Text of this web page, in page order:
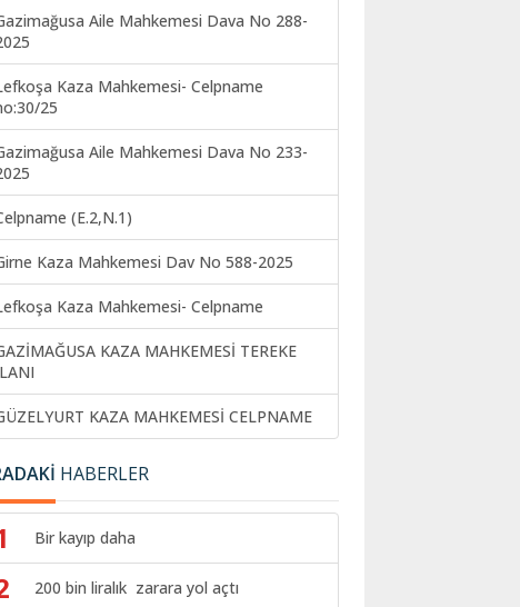
Aile Mahkemesi Dava No 288-
Kaza Mahkemesi- Celpname
25
Aile Mahkemesi Dava No 233-
(E.2,N.1)
Kaza Mahkemesi Dav No 588-2025
Kaza Mahkemesi- Celpname
KAZA MAHKEMESİ TEREKE
KAZA MAHKEMESİ CELPNAME
HABERLER
Bir kayıp daha
200 bin liralık zarara yol açtı